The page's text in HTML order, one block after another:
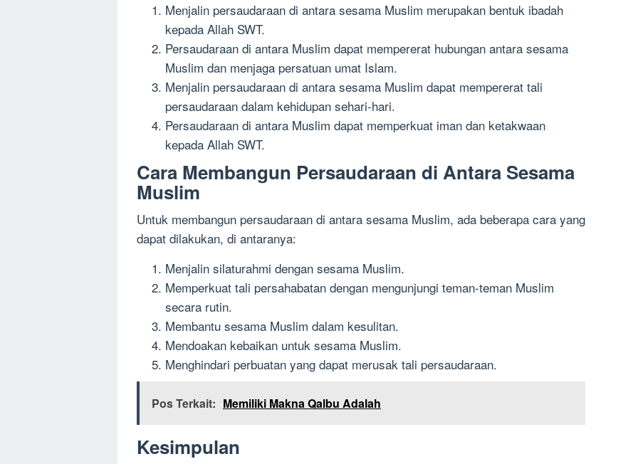
Menjalin persaudaraan di antara sesama Muslim merupakan bentuk ibadah
kepada Allah SWT.
Persaudaraan di antara Muslim dapat mempererat hubungan antara sesama
Muslim dan menjaga persatuan umat Islam.
Menjalin persaudaraan di antara sesama Muslim dapat mempererat tali
persaudaraan dalam kehidupan sehari-hari.
Persaudaraan di antara Muslim dapat memperkuat iman dan ketakwaan
kepada Allah SWT.
Cara Membangun Persaudaraan di Antara Sesama
Muslim
Untuk membangun persaudaraan di antara sesama Muslim, ada beberapa cara yang
dapat dilakukan, di antaranya:
Menjalin silaturahmi dengan sesama Muslim.
Memperkuat tali persahabatan dengan mengunjungi teman-teman Muslim
secara rutin.
Membantu sesama Muslim dalam kesulitan.
Mendoakan kebaikan untuk sesama Muslim.
Menghindari perbuatan yang dapat merusak tali persaudaraan.
Pos Terkait: Memiliki Makna Qalbu Adalah
Kesimpulan